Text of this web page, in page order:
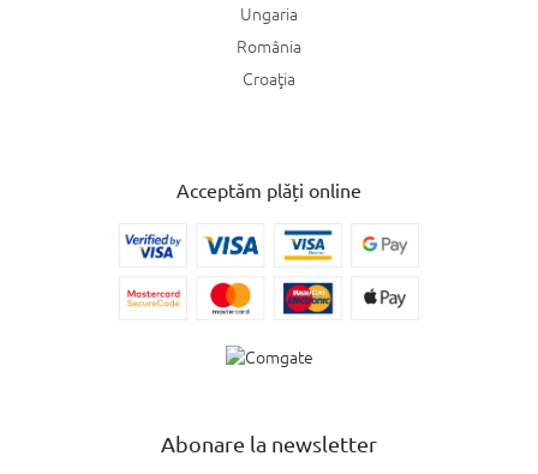
Ungaria
România
Croaţia
Acceptăm plăți online
Abonare la newsletter